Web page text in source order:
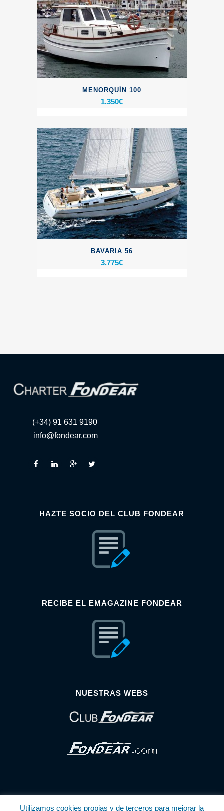
MENORQUÍN 100
1.350€
BAVARIA 56
3.775€
(+34) 91 631 9190
info@fondear.com
HAZTE SOCIO DEL CLUB FONDEAR
RECIBE EL EMAGAZINE FONDEAR
NUESTRAS WEBS
Utilizamos cookies propias y de terceros para mejorar la